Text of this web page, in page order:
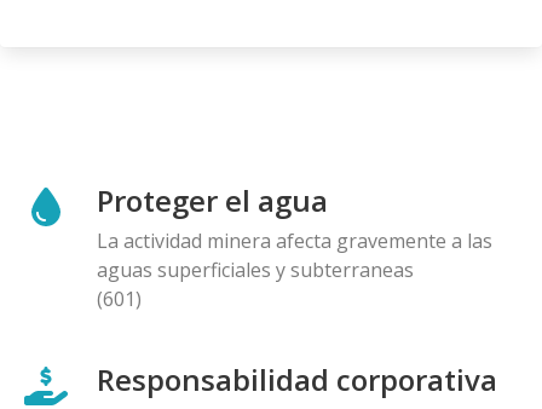
Proteger el agua
La actividad minera afecta gravemente a las
aguas superficiales y subterraneas
(601)
Responsabilidad corporativa